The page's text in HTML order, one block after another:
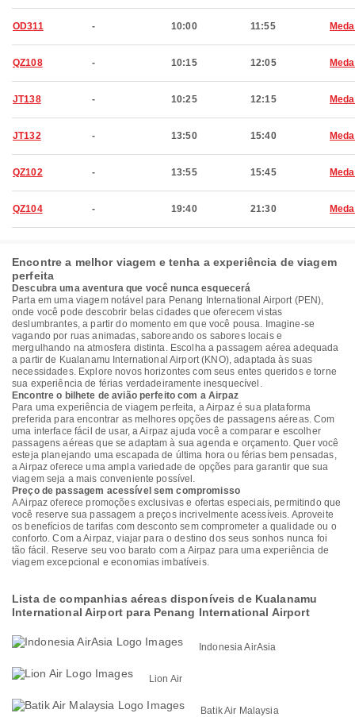
OD311 - 10:00 11:55
QZ108 - 10:15 12:05
JT138 - 10:25 12:15
JT132 - 13:50 15:40
QZ102 - 13:55 15:45
QZ104 - 19:40 21:30
Encontre a melhor viagem e tenha a experiência de viagem
perfeita
Descubra uma aventura que você nunca esquecerá
Parta em uma viagem notável para Penang International Airport (PEN),
onde você pode descobrir belas cidades que oferecem vistas
deslumbrantes, a partir do momento em que você pousa. Imagine-se
vagando por ruas animadas, saboreando os sabores locais e
mergulhando na atmosfera distinta. Escolha a passagem aérea adequada
a partir de Kualanamu International Airport (KNO), adaptada às suas
necessidades. Explore novos horizontes com seus entes queridos e torne
sua experiência de férias verdadeiramente inesquecível.
Encontre o bilhete de avião perfeito com a Airpaz
Para uma experiência de viagem perfeita, a Airpaz é sua plataforma
preferida para encontrar as melhores opções de passagens aéreas. Com
uma interface fácil de usar, a Airpaz ajuda você a comparar e escolher
passagens aéreas que se adaptam à sua agenda e orçamento. Quer você
esteja planejando uma escapada de última hora ou férias bem pensadas,
a Airpaz oferece uma ampla variedade de opções para garantir que sua
viagem seja a mais conveniente possível.
Preço de passagem acessível sem compromisso
A Airpaz oferece promoções exclusivas e ofertas especiais, permitindo que
você reserve sua passagem a preços incrivelmente acessíveis. Aproveite
os benefícios de tarifas com desconto sem comprometer a qualidade ou o
conforto. Com a Airpaz, viajar para o destino dos seus sonhos nunca foi
tão fácil. Reserve seu voo barato com a Airpaz para uma experiência de
viagem excepcional e economias imbatíveis.
Lista de companhias aéreas disponíveis de Kualanamu
International Airport para Penang International Airport
Indonesia AirAsia
Lion Air
Batik Air Malaysia